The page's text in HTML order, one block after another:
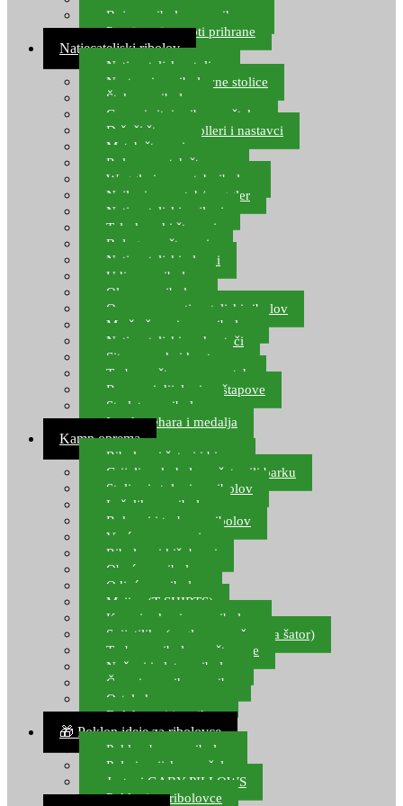
Boje za ribolovnu prihranu
Provjereni recepti prihrane
Natjecateljski ribolov
Natjecateljske stolice
Nastavci za ribolovne stolice
Šteke za ribolov
Gume i sitni pribor za šteku
Držači štapova rolleri i nastavci
Match štapovi
Role za match štapove
Waggleri za match ribolov
Najloni za match/waggler
Natjecateljski najloni
Teleskopski štapovi
Bolognese štapovi
Natjecateljski plovci
Udice za ribolov
Olovo za ribolov
Oprema za natjecateljski ribolov
Mreže čuvarice za ribolov
Natjecateljski podmetači
Sito, posude i kante
Torbe za štapove – match
Rezervni dijelovi za štapove
Starlete za ribolov
Izrada pehara i medalja
Kamp oprema
Ribolovni šatori i bivvy
Grijalice, kuhala za šator ili barku
Stolice i stolovi za ribolov
Ležaljke za ribolov
Ruksaci i torbe za ribolov
Vreće za spavanje
Ribolovni kišobrani
Obuća za ribolov
Odjeća za ribolov
Majice (T-SHIRTS)
Kape i rukavice za ribolov
Svijetiljke (naglavne, ručne, za šator)
Torbe za ribolovne štapove
Noževi i alat za ribolov
Čamci za prihranu ribe
Ostala kamp oprema
Dalekozori i optika
🎁 Poklon ideje za ribolovce
Poklon bon za ribolov
Polarizacijske naočale
Jastuci GABY PILLOWS
Pokloni za ribolovce